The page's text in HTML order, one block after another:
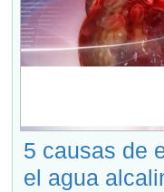
5 causas de
el agua